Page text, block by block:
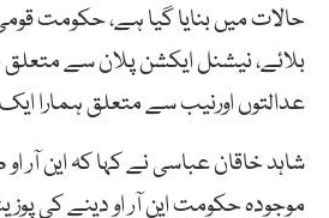
حالات میں بنایا گیا ہے، حکومت
بلائے، نیشنل ایکشن پلان سے
عدالتوں اورنیب سے متعلق ہمارا
شاہد خاقان عباسی نے کہا کہ این آر
موجودہ حکومت این آر او دینے کی